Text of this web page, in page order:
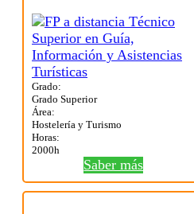
Grado:
Grado Superior
Área:
Hostelería y Turismo
Horas:
2000h
Saber más